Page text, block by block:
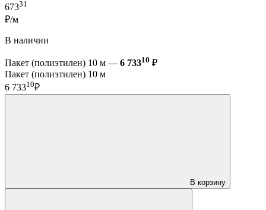
67331
₽/м
В наличии
Пакет (полиэтилен) 10 м — 6 73310 ₽
Пакет (полиэтилен) 10 м
6 73310₽
В корзину